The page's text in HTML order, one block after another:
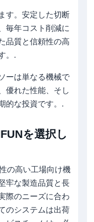
す。安定した切断
毎年コスト削減に
品質と信頼性の高
。.
ーは単なる機械で
優れた性能、そし
的な投資です。.
を選択し
の高い工場向け機
牢な製造品質と長
際のニーズに合わ
のシステムは出荷